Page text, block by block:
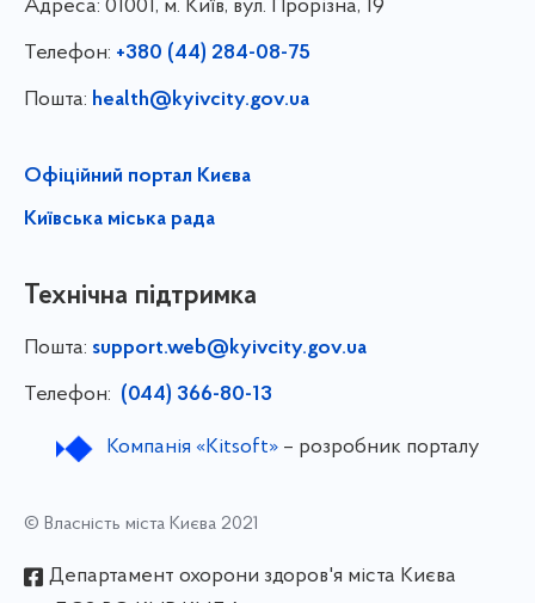
Адреса: 01001, м. Київ, вул. Прорізна, 19
Телефон: +380 (44) 284-08-75
Пошта: health@kyivcity.gov.ua
Офіційний портал Києва
Київська міська рада
Технічна підтримка
Пошта: support.web@kyivcity.gov.ua
Телефон: (044) 366-80-13
Компанія «Kitsoft»– розробник порталу
© Власність міста Києва 2021
Департамент охорони здоров'я міста Києва